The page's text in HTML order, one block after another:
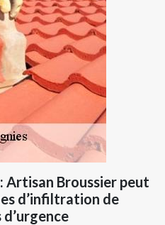
Broussier peut
d’infiltration de